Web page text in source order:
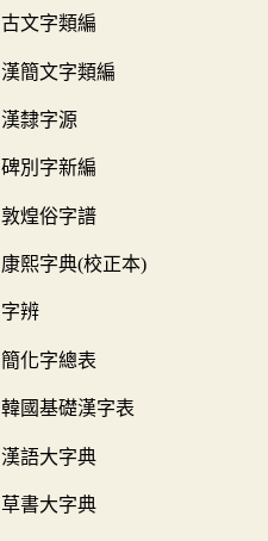
古文字類編
漢簡文字類編
漢隸字源
碑別字新編
敦煌俗字譜
康熙字典(校正本)
字辨
簡化字總表
韓國基礎漢字表
漢語大字典
草書大字典